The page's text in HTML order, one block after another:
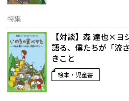
特集
【対談】森 達也×ヨ
語る、僕たちが「流
きこと
絵本・児童書